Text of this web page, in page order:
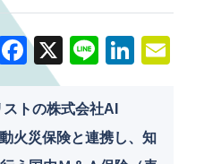
F
a
c
X
n
e
n
k ai
トの株式会社AI
火災保険と連携し、知